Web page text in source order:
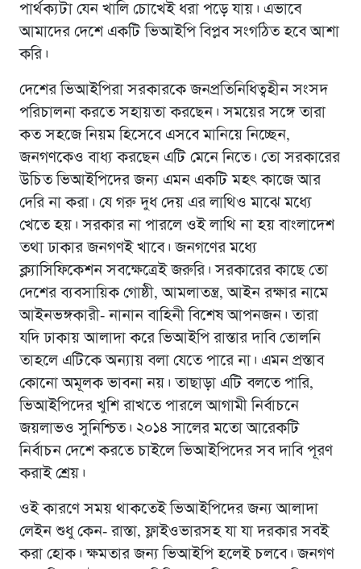
পার্থক্যটা যেন খালি চোখেই ধরা পড়ে যায়। এভাবে
আমাদের দেশে একটি ভিআইপি বিপ্লব সংগঠিত হবে আশা
করি।
দেশের ভিআইপিরা সরকারকে জনপ্রতিনিধিত্বহীন সংসদ
পরিচালনা করতে সহায়তা করছেন। সময়ের সঙ্গে তারা
কত সহজে নিয়ম হিসেবে এসবে মানিয়ে নিচ্ছেন,
জনগণকেও বাধ্য করছেন এটি মেনে নিতে। তো সরকারের
উচিত ভিআইপিদের জন্য এমন একটি মহৎ কাজে আর
দেরি না করা। যে গরু দুধ দেয় এর লাথিও মাঝে মধ্যে
খেতে হয়। সরকার না পারলে ওই লাথি না হয় বাংলাদেশ
তথা ঢাকার জনগণই খাবে। জনগণের মধ্যে
ক্ল্যাসিফিকেশন সবক্ষেত্রেই জরুরি। সরকারের কাছে তো
দেশের ব্যবসায়িক গোষ্ঠী, আমলাতন্ত্র, আইন রক্ষার নামে
আইনভঙ্গকারী- নানান বাহিনী বিশেষ আপনজন। তারা
যদি ঢাকায় আলাদা করে ভিআইপি রাস্তার দাবি তোলনি
তাহলে এটিকে অন্যায় বলা যেতে পারে না। এমন প্রস্তাব
কোনাে অমূলক ভাবনা নয়। তাছাড়া এটি বলতে পারি,
ভিআইপিদের খুশি রাখতে পারলে আগামী নির্বাচনে
জয়লাভও সুনিশ্চিত। ২০১৪ সালের মতাে আরেকটি
নির্বাচন দেশে করতে চাইলে ভিআইপিদের সব দাবি পূরণ
করাই শ্রেয়।
ওই কারণে সময় থাকতেই ভিআইপিদের জন্য আলাদা
লেইন শুধু কেন- রাস্তা, ফ্লাইওভারসহ যা যা দরকার সবই
করা হোক। ক্ষমতার জন্য ভিআইপি হলেই চলবে। জনগণ